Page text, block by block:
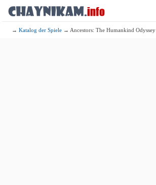
→Katalog der Spiele → Ancestors: The Humankind Odyssey